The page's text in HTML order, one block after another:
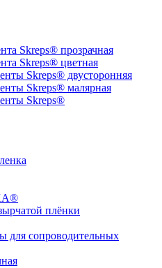
Skreps® прозрачная
Skreps® цветная
Skreps® двусторонняя
Skreps® малярная
Skreps®
плёнки
для сопроводительных